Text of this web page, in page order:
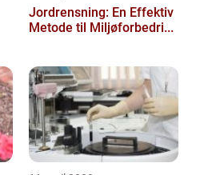
Jordrensning: En Effektiv
Metode til Miljøforbedri...